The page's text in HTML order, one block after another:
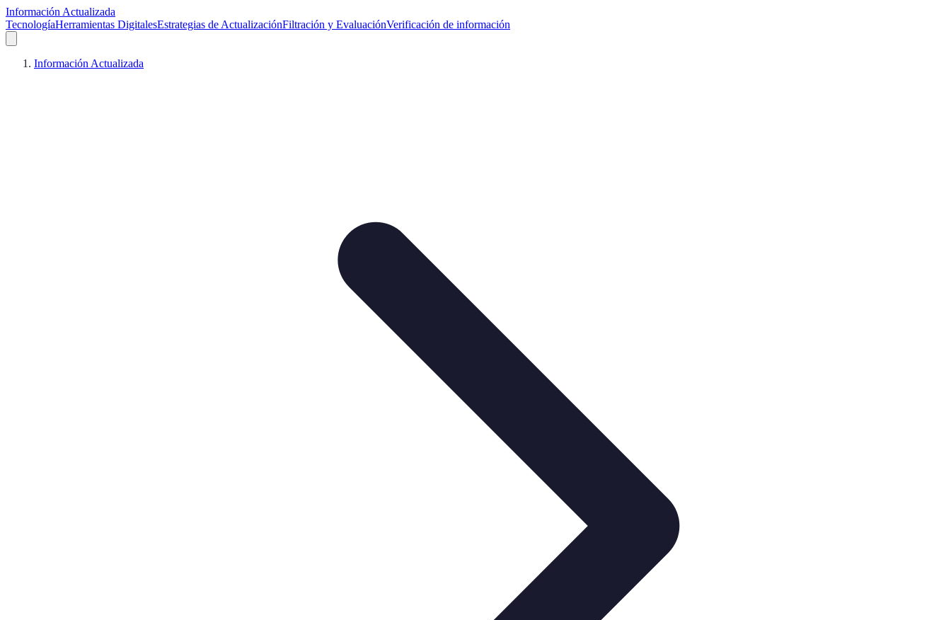
Información Actualizada
TecnologíaHerramientas DigitalesEstrategias de ActualizaciónFiltración y EvaluaciónVerificación de información
Información Actualizada